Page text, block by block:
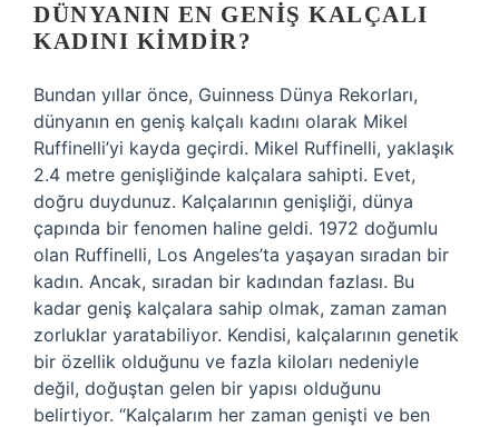
DÜNYANIN EN GENIŞ KALÇALI
KADINI KIMDIR?
Bundan yıllar önce, Guinness Dünya Rekorları,
dünyanın en geniş kalçalı kadını olarak Mikel
Ruffinelli’yi kayda geçirdi. Mikel Ruffinelli, yaklaşık
2.4 metre genişliğinde kalçalara sahipti. Evet,
doğru duydunuz. Kalçalarının genişliği, dünya
çapında bir fenomen haline geldi. 1972 doğumlu
olan Ruffinelli, Los Angeles’ta yaşayan sıradan bir
kadın. Ancak, sıradan bir kadından fazlası. Bu
kadar geniş kalçalara sahip olmak, zaman zaman
zorluklar yaratabiliyor. Kendisi, kalçalarının genetik
bir özellik olduğunu ve fazla kiloları nedeniyle
değil, doğuştan gelen bir yapısı olduğunu
belirtiyor. “Kalçalarım her zaman genişti ve ben